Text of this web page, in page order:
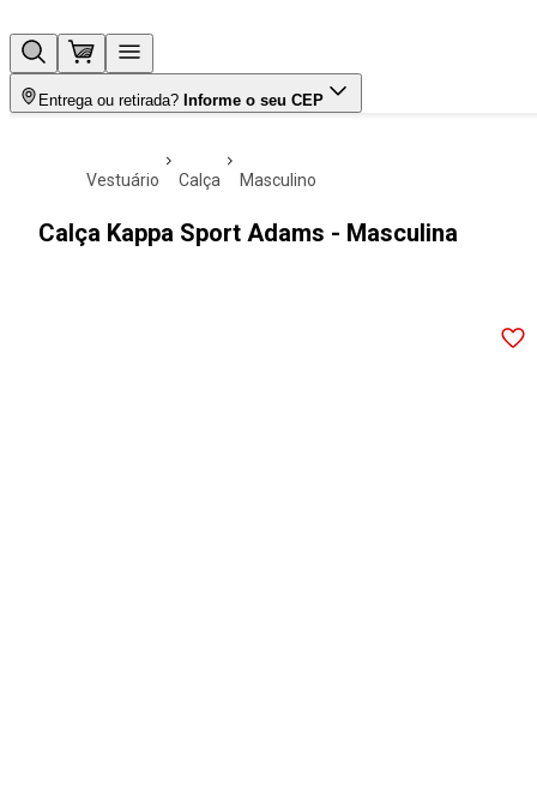
Entrega ou retirada? Informe o seu CEP
vestuário calça masculino
Calça Kappa Sport Adams - Masculina